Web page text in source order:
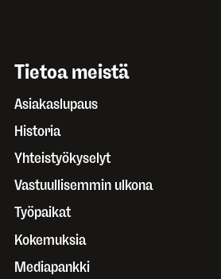
Tietoa meistä
Asiakaslupaus
Historia
Yhteistyökyselyt
Vastuullisemmin ulkona
Työpaikat
Kokemuksia
Mediapankki